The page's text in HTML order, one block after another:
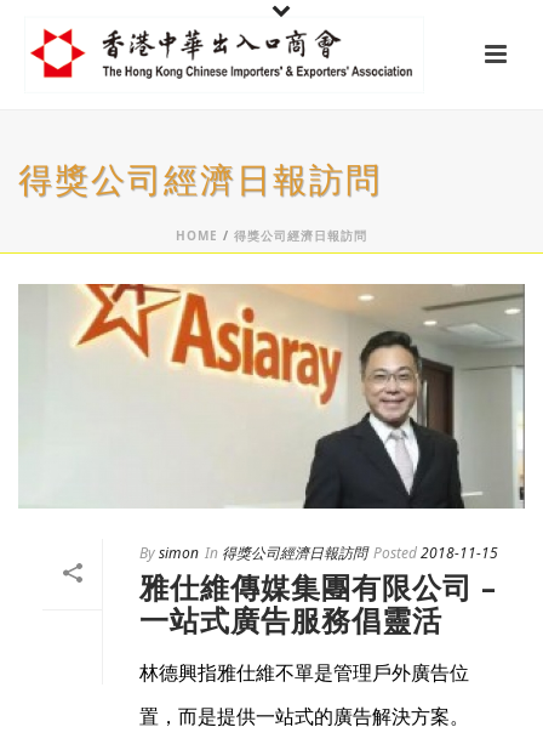
得獎公司經濟日報訪問
HOME / 得獎公司經濟日報訪問
Bysimon In 得獎公司經濟日報訪問 Posted2018-11-15
雅仕維傳媒集團有限公司 –
一站式廣告服務倡靈活
林德興指雅仕維不單是管理戶外廣告位
置，而是提供一站式的廣告解決方案。